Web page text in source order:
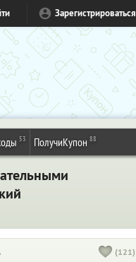
Зарегистрироваться
53 ПолучиКупон 88
(121)